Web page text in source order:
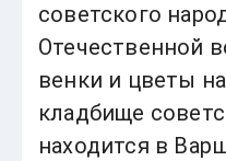
советского
Отечественной
венки и цветы
кладбище
находится в